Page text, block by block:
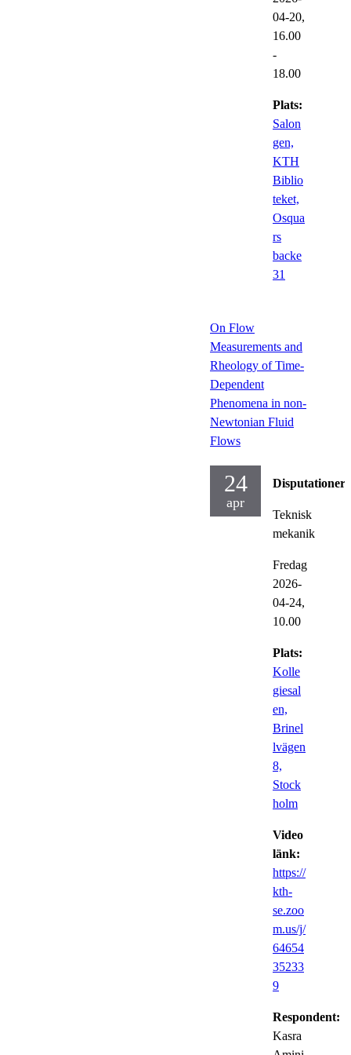
04-20,
16.00
-
18.00
Plats:
Salon
gen,
KTH
Biblio
teket,
Osqua
rs
backe
31
On Flow
Measurements and
Rheology of Time-
Dependent
Phenomena in non-
Newtonian Fluid
Flows
24
apr
Disputationer
Teknisk
mekanik
Fredag
2026-
04-24,
10.00
Plats:
Kolle
giesal
en,
Brinel
lvägen
8,
Stock
holm
Video
länk:
https://
kth-
se.zoo
m.us/j/
64654
35233
9
Respondent:
Kasra